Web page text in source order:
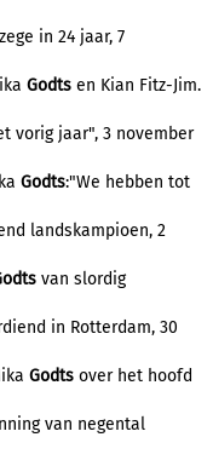
in 24 jaar, 7
Godts en Kian Fitz-Jim.
vorig jaar", 3 november
Godts:"We hebben tot
landskampioen, 2
van slordig
in Rotterdam, 30
Godts over het hoofd
van negental